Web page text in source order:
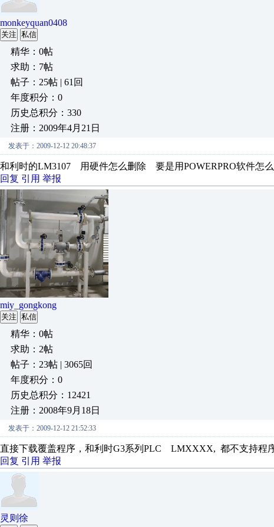
monkeyquan0408
关注 私信
精华：0帖
求助：7帖
帖子：25帖 | 61回
年度积分：0
历史总积分：330
注册：2009年4月21日
发表于：2009-12-12 20:48:37
和利时的LM3107 用硬件怎么删除 要是用POWERPRO软件怎
回复 引用 举报
miy_gongkong
关注 私信
精华：0帖
求助：2帖
帖子：23帖 | 3065回
年度积分：0
历史总积分：12421
注册：2008年9月18日
发表于：2009-12-12 21:52:33
直接下载覆盖程序，和利时G3系列PLC LMXXXX, 都不支持程
回复 引用 举报
灵则徐